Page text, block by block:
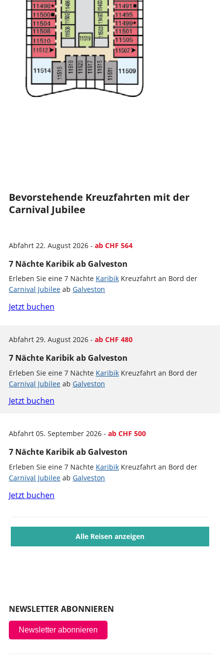
Bevorstehende Kreuzfahrten mit der
Carnival Jubilee
Abfahrt 22. August 2026 - ab CHF 564
7 Nächte Karibik ab Galveston
Erleben Sie eine 7 Nächte KaribikKreuzfahrt an Bord der
Carnival Jubileeab Galveston
Jetzt buchen
Abfahrt 29. August 2026 - ab CHF 480
7 Nächte Karibik ab Galveston
Erleben Sie eine 7 Nächte KaribikKreuzfahrt an Bord der
Carnival Jubileeab Galveston
Jetzt buchen
Abfahrt 05. September 2026 - ab CHF 500
7 Nächte Karibik ab Galveston
Erleben Sie eine 7 Nächte KaribikKreuzfahrt an Bord der
Carnival Jubileeab Galveston
Jetzt buchen
Alle Reisen anzeigen
NEWSLETTER ABONNIEREN
Newsletter abonnieren